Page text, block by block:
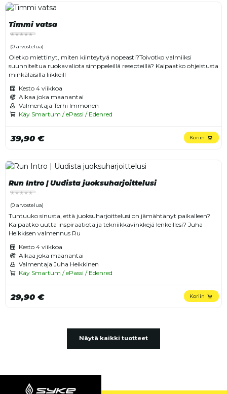
Timmi vatsa
(0 arvostelua)
Oletko miettinyt, miten kiinteytyä nopeasti?Toivotko valmiiksi
suunniteltua ruokavaliota simppeleillä resepteillä? Kaipaatko ohjeistusta
minkälaisilla liikkeill
Kesto 4 viikkoa
Alkaa joka maanantai
Valmentaja Terhi Immonen
Käy Smartum / ePassi / Edenred
39,90 € Koriin
Run Intro | Uudista juoksuharjoittelusi
(0 arvostelua)
Tuntuuko sinusta, että juoksuharjoittelusi on jämähtänyt paikalleen?
Kaipaatko uutta inspiraatiota ja tekniikkavinkkejä lenkeillesi? Juha
Heikkisen valmennus Ru
Kesto 4 viikkoa
Alkaa joka maanantai
Valmentaja Juha Heikkinen
Käy Smartum / ePassi / Edenred
29,90 € Koriin
Näytä kaikki tuotteet